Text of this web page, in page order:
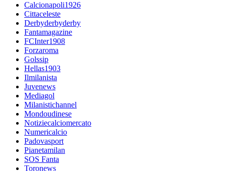
Calcionapoli1926
Cittaceleste
Derbyderbyderby
Fantamagazine
FCInter1908
Forzaroma
Golssip
Hellas1903
Ilmilanista
Juvenews
Mediagol
Milanistichannel
Mondoudinese
Notiziecalciomercato
Numericalcio
Padovasport
Pianetamilan
SOS Fanta
Toronews